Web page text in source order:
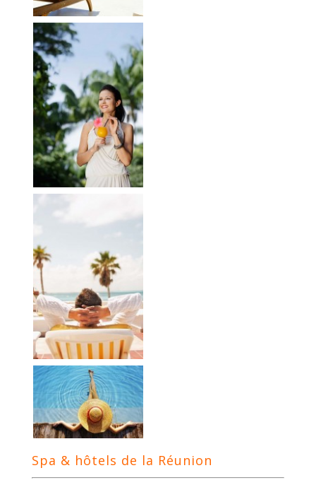
Spa & hôtels de la Réunion